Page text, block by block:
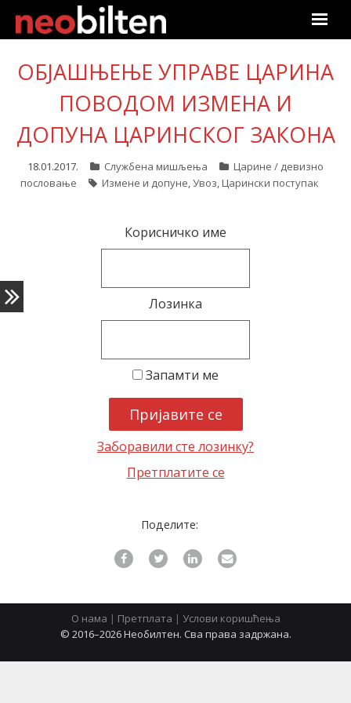
Почетна
Претрага
Актуелно
Подаци
Претплата
ОБЈАШЊЕЊЕ УПРАВЕ ЦАРИНА
ПОВОДОМ ИЗМЕНА И
ДОПУНА ЦАРИНСКОГ ЗАКОНА
18.01.2017. Службена мишљења
Царине / девизно
пословање
Измене и допуне,Увоз, Царински поступак
Корисничко име
Лозинка
Запамти ме
Заборавили сте лозинку?
Претплатите се
Поделите:
О нама | Претплата | Услови коришћења
© 2016–2026 Необилтен. Сва права задржана.